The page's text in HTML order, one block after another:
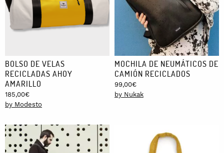
BOLSO DE VELAS
RECICLADAS AHOY
AMARILLO
185,00€
by Modesto
MOCHILA DE NEUMÁTICOS DE
CAMIÓN RECICLADOS
99,00€
by Nukak